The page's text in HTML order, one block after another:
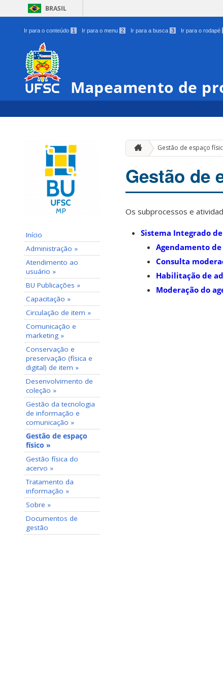
BRASIL
Ir para o conteúdo 1 Ir para o menu 2 Ir para a busca 3 Ir para o rodapé
Mapeamento de
Início
Administração »
Atendimento ao
usuário »
BU Publicações »
Capacitação »
Circulação de item »
Comunicação e
marketing »
Conservação e
preservação (física e
digital) de item »
Desenvolvimento de
coleção »
Gestão da tecnologia
de informação e
comunicação »
Gestão de espaço
físico »
Gestão física do
acervo »
Tratamento da
informação »
Sobre »
Documentos de
gestão
Gestão de espaço
Gestão de
Os subprocessos e
Sistema Integrado de
Agendamento
Consulta
Habilitação de
Moderação do